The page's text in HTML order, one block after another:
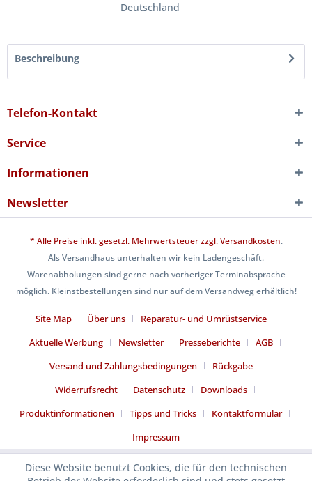
Deutschland
Beschreibung
Telefon-Kontakt
Service
Informationen
Newsletter
* Alle Preise inkl. gesetzl. Mehrwertsteuer zzgl.Versandkosten.
Als Versandhaus unterhalten wir kein Ladengeschäft.
Warenabholungen sind gerne nach vorheriger Terminabsprache
möglich. Kleinstbestellungen sind nur auf dem Versandweg erhältlich!
Site Map Über uns
Reparatur- und Umrüstservice
Aktuelle Werbung
Newsletter Presseberichte
AGB
Versand und Zahlungsbedingungen
Rückgabe
Widerrufsrecht
Datenschutz
Downloads
Produktinformationen
Tipps und Tricks
Kontaktformular
Impressum
Diese Website benutzt Cookies, die für den technischen